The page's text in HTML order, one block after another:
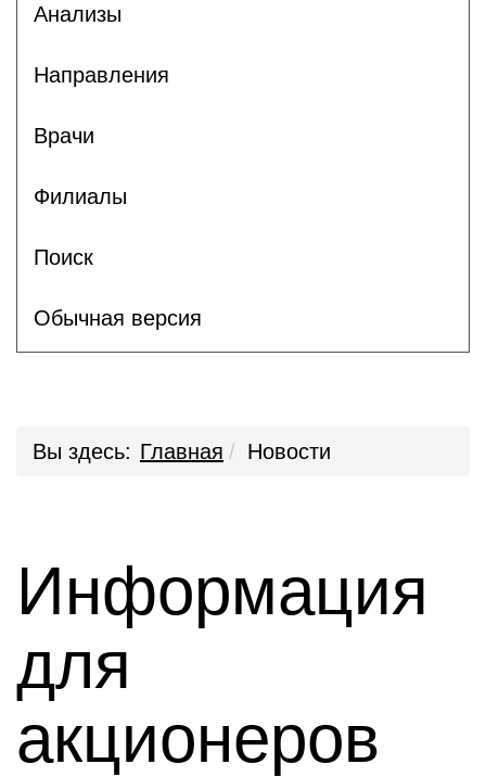
Анализы
Направления
Врачи
Филиалы
Поиск
Обычная версия
Вы здесь: Главная Новости
Информация
для
акционеров